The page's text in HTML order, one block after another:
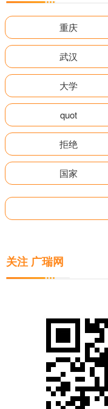
重庆
武汉
大学
quot
拒绝
国家
关注 广瑞网